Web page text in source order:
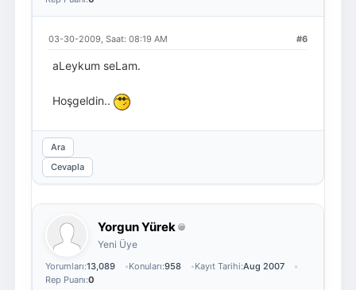
#6
03-30-2009, Saat: 08:19 AM
aLeykum seLam.
Hoşgeldin..
Ara
Cevapla
Yorgun Yürek
Yeni Üye
Yorumları:13,089 Konuları:958 Kayıt Tarihi:Aug 2007
Rep Puanı:0